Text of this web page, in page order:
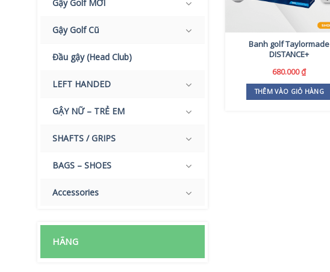
Gậy Golf MỚI
Gậy Golf Cũ
Đầu gậy (Head Club)
LEFT HANDED
GẬY NỮ – TRẺ EM
SHAFTS / GRIPS
BAGS – SHOES
Accessories
HÃNG
Banh golf Taylormade
DISTANCE+
680.000₫
THÊM VÀO GIỎ HÀNG